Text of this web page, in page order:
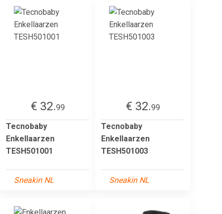
€ 32.99
Tecnobaby
Enkellaarzen
TESH501001
Sneakin NL
€ 32.99
Tecnobaby
Enkellaarzen
TESH501003
Sneakin NL